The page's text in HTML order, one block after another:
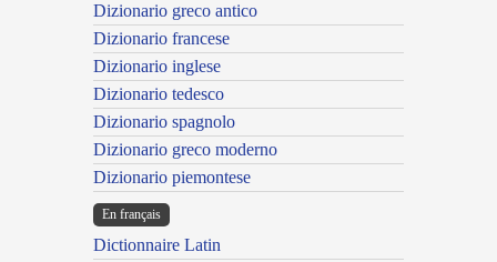
Dizionario greco antico
Dizionario francese
Dizionario inglese
Dizionario tedesco
Dizionario spagnolo
Dizionario greco moderno
Dizionario piemontese
En français
Dictionnaire Latin